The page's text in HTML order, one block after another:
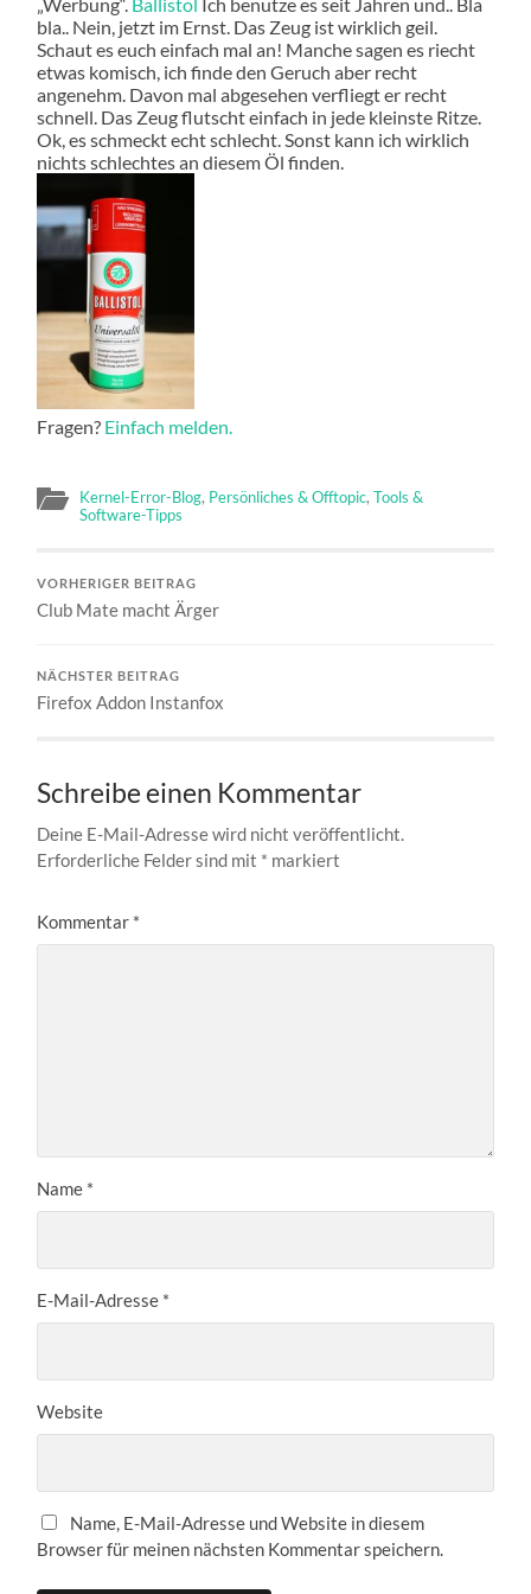
bla.. Nein, jetzt im Ernst. Das Zeug ist wirklich geil.
Schaut es euch einfach mal an! Manche sagen es riecht
etwas komisch, ich finde den Geruch aber recht
angenehm. Davon mal abgesehen verfliegt er recht
schnell. Das Zeug flutscht einfach in jede kleinste Ritze.
Ok, es schmeckt echt schlecht. Sonst kann ich wirklich
nichts schlechtes an diesem Öl finden.
Fragen? Einfach melden.
Kernel-Error-Blog, Persönliches & Offtopic,Tools &
Software-Tipps
VORHERIGER BEITRAG
Club Mate macht Ärger
NÄCHSTER BEITRAG
Firefox Addon Instanfox
Schreibe einen Kommentar
Deine E-Mail-Adresse wird nicht veröffentlicht.
Erforderliche Felder sind mit * markiert
Kommentar *
Name *
E-Mail-Adresse *
Website
Name, E-Mail-Adresse und Website in diesem
Browser für meinen nächsten Kommentar speichern.